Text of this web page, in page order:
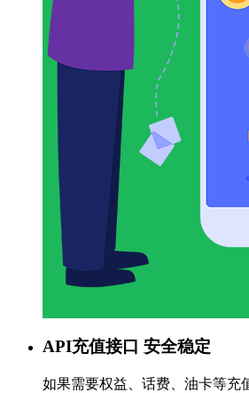
API充值接口 安全稳定
如果需要权益、话费、油卡等充